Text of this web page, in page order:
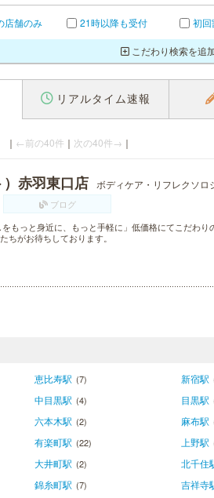
店舗のみ 21時以降も受付 初回
こだわり検索を追
リアルタイム速報
｜ ←前の40件 ｜ 次の40件→ ｜
赤羽東口店 ボディケア・リフレクソロ
ブログ
もっと身近に、もっと手軽に」低価格にてこだわ
ちがお待ちしております。
恵比寿駅 (7) 新宿駅
中目黒駅 (4) 目黒駅
六本木駅 (2) 麻布駅
有楽町駅 (22) 上野駅
大井町駅 (2) 北千住
錦糸町駅 (7) 吉祥寺